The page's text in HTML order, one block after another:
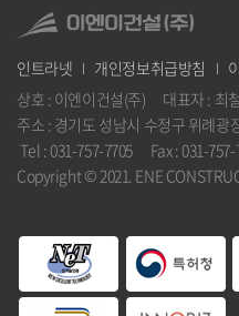
인트라넷 개인정보취급방침
상호 : 이엔이건설(주) 대표자 : 최
주소 : 경기도 성남시 수정구 위례광
Tel : 031-757-7705 Fax : 031-757-
Copyright © 2021. ENE